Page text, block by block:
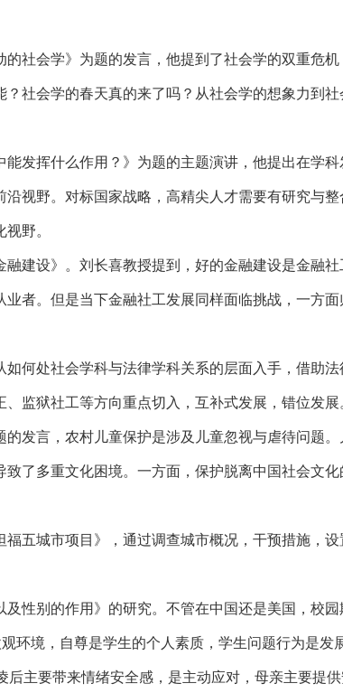
社会学》为题的发言，他提到了社会学的双重危机
社会学的春天真的来了吗？从社会学的想象力到社
发挥什么作用？》为题的主题演讲，他提出在学科
视野。对标国家战略，高精尖人才需要有研究与整
野。
建设》。刘长喜教授提到，好的金融建设是金融
者。但是当下金融社工发展同样面临挑战，一方面
何处社会学科与法律学科关系的层面入手，借助法
监狱社工等方向重点切入，互补式发展，错位发展
发言，农村儿童保护是涉及儿童忽视与虐待问题
了多重文化困境。一方面，保护脱离中国社会文化
五城市项目》，通过调查城市概况，干预措施，设
性别的作用》的研究。不管在中国还是美国，校
环境，自尊是学生的个人素质，学生问题行为是发
主要带来情绪安全感，是主动应对，母亲主要提供